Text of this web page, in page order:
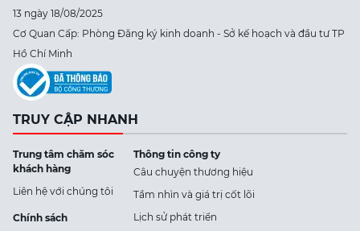
13 ngày 18/08/2025
Cơ Quan Cấp: Phòng Đăng ký kinh doanh - Sở kế hoạch và đầu tư TP
Hồ Chí Minh
TRUY CẬP NHANH
Trung tâm chăm sóc
khách hàng
Liên hệ với chúng tôi
Chính sách
Thông tin công ty
Câu chuyện thương hiệu
Tầm nhìn và giá trị cốt lõi
Lịch sử phát triển